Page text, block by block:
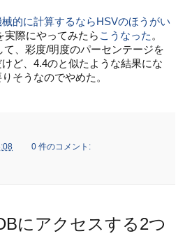
械的に計算するならHSVのほうがい
実際にやってみたら こうなった 。
、彩度/明度のパーセンテージを
ど、4.4のと似たような結果にな
そうなのでやめた。
0 件のコメント:
にアクセスする2つ